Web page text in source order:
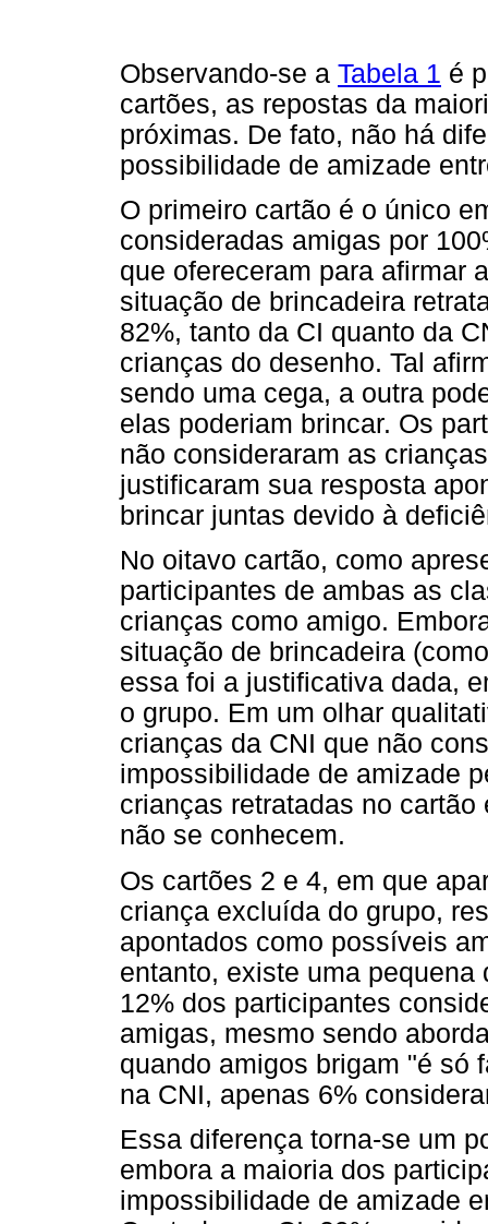
Observando-se a Tabela 1 é
cartões, as repostas da
próximas. De fato, não há
possibilidade de amizade
O primeiro cartão é o único
consideradas amigas por
que ofereceram para afirmar
situação de brincadeira
82%, tanto da CI quanto da
crianças do desenho. Tal
sendo uma cega, a outra
elas poderiam brincar. Os
não consideraram as
justificaram sua resposta
brincar juntas devido à
No oitavo cartão, como
participantes de ambas as
crianças como amigo.
situação de brincadeira
essa foi a justificativa dada,
o grupo. Em um olhar
crianças da CNI que não
impossibilidade de amizade
crianças retratadas no
não se conhecem.
Os cartões 2 e 4, em que
criança excluída do grupo,
apontados como possíveis
entanto, existe uma
12% dos participantes
amigas, mesmo sendo
quando amigos brigam "é só
na CNI, apenas 6%
Essa diferença torna-se um
embora a maioria dos
impossibilidade de amizade